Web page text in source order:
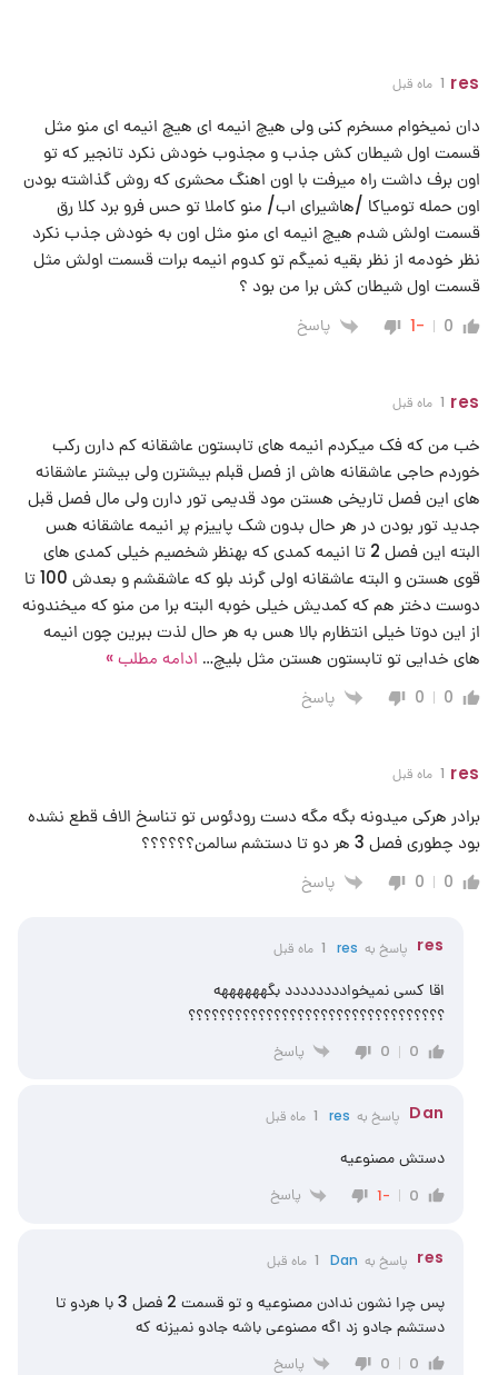
res 1 ماه قبل
دان نمیخوام مسخرم کنی ولی هیچ انیمه ای هیچ انیمه ای منو مثل
قسمت اول شیطان کش جذب و مجذوب خودش نکرد تانجیر که تو
اون برف داشت راه میرفت با اون اهنگ محشری که روش گذاشته بودن
اون حمله تومیاکا /هاشیرای اب/ منو کاملا تو حس فرو برد کلا رق
قسمت اولش شدم هیچ انیمه ای منو مثل اون به خودش جذب نکرد
نظر خودمه از نظر بقیه نمیگم تو کدوم انیمه برات قسمت اولش مثل
قسمت اول شیطان کش برا من بود ؟
0
-1 پاسخ
res 1 ماه قبل
خب من که فک میکردم انیمه های تابستون عاشقانه کم دارن رکب
خوردم حاجی عاشقانه هاش از فصل قبلم بیشترن ولی بیشتر عاشقانه
های این فصل تاریخی هستن مود قدیمی تور دارن ولی مال فصل قبل
جدید تور بودن در هر حال بدون شک پاییزم پر انیمه عاشقانه هس
البته این فصل 2 تا انیمه کمدی که بهنظر شخصیم خیلی کمدی های
قوی هستن و البته عاشقانه اولی گرند بلو که عاشقشم و بعدش 100 تا
دوست دختر هم که کمدیش خیلی خوبه البته برا من منو که میخندونه
از این دوتا خیلی انتظارم بالا هس به هر حال لذت ببرین چون انیمه
های خدایی تو تابستون هستن مثل بلیچ… ادامه مطلب »
0
0 پاسخ
res 1 ماه قبل
برادر هرکی میدونه بگه مگه دست رودئوس تو تناسخ الاف قطع نشده
بود چطوری فصل 3 هر دو تا دستشم سالمن؟؟؟؟؟؟
0
0 پاسخ
res پاسخ به res 1 ماه قبل
اقا کسی نمیخوادددددددد بگههههههه
؟؟؟؟؟؟؟؟؟؟؟؟؟؟؟؟؟؟؟؟؟؟؟؟؟؟؟؟؟؟؟؟؟
0
0 پاسخ
Dan پاسخ به res 1 ماه قبل
دستش مصنوعیه
0
-1 پاسخ
res پاسخ به Dan 1 ماه قبل
پس چرا نشون ندادن مصنوعیه و تو قسمت 2 فصل 3 با هردو تا
دستشم جادو زد اگه مصنوعی باشه جادو نمیزنه که
0
0 پاسخ